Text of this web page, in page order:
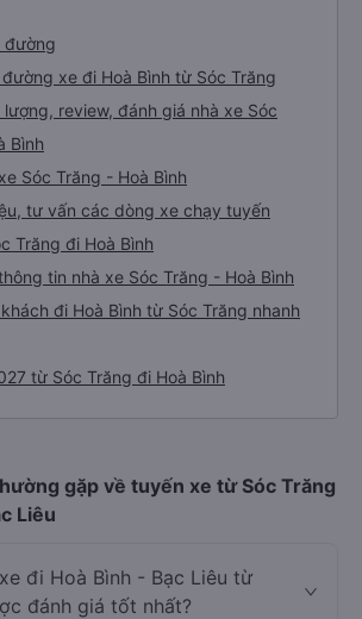
đường
xe đi Hoà Bình từ Sóc Trăng
lượng, review, đánh giá nhà xe Sóc
Bình
Sóc Trăng - Hoà Bình
tư vấn các dòng xe chạy tuyến
Trăng đi Hoà Bình
tin nhà xe Sóc Trăng - Hoà Bình
đi Hoà Bình từ Sóc Trăng nhanh
từ Sóc Trăng đi Hoà Bình
gặp về tuyến xe từ Sóc Trăng
Liêu
đi Hoà Bình - Bạc Liêu từ
đánh giá tốt nhất?